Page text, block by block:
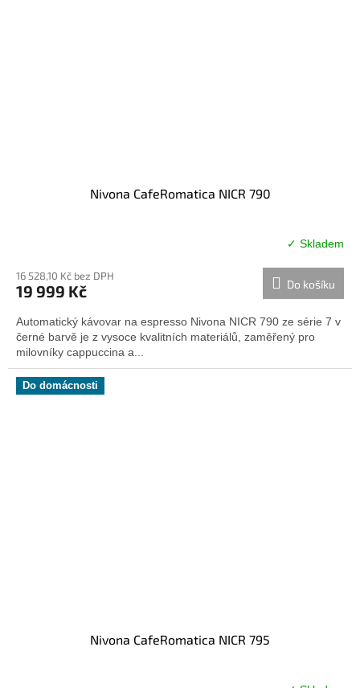
Nivona CafeRomatica NICR 790
produktu
je
z
5
hvězdiček.
✓ Skladem
16 528,10 Kč bez DPH
19 999 Kč Do košíku
Automatický kávovar na espresso Nivona NICR 790 ze série 7 v
černé barvě je z vysoce kvalitních materiálů, zaměřený pro
milovníky cappuccina a...
Do domácnosti
Nivona CafeRomatica NICR 795